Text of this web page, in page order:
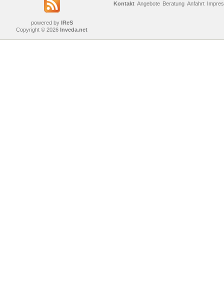
powered by IReS
Copyright © 2026 Inveda.net
Kontakt Angebote Beratung Anfahrt